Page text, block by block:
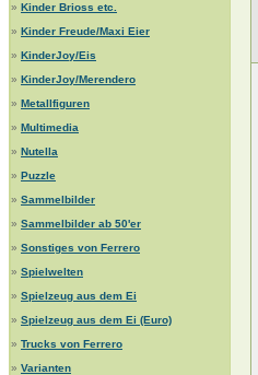
» Kinder Brioss etc.
» Kinder Freude/Maxi Eier
» KinderJoy/Eis
» KinderJoy/Merendero
» Metallfiguren
» Multimedia
» Nutella
» Puzzle
» Sammelbilder
» Sammelbilder ab 50'er
» Sonstiges von Ferrero
» Spielwelten
» Spielzeug aus dem Ei
» Spielzeug aus dem Ei (Euro)
» Trucks von Ferrero
» Varianten